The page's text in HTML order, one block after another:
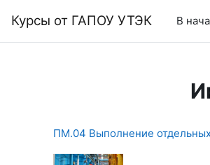
Курсы от ГАПОУ УТЭК В
ПМ.04 Выполнение отдельных